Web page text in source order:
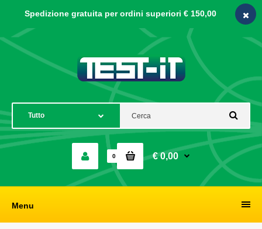
Spedizione gratuita per ordini superiori € 150,00
0 € 0,00
Menu